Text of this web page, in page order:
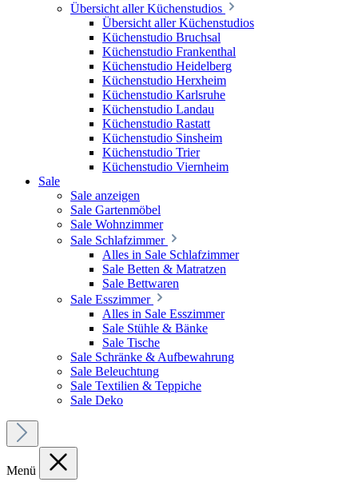
Übersicht aller Küchenstudios
Übersicht aller Küchenstudios
Küchenstudio Bruchsal
Küchenstudio Frankenthal
Küchenstudio Heidelberg
Küchenstudio Herxheim
Küchenstudio Karlsruhe
Küchenstudio Landau
Küchenstudio Rastatt
Küchenstudio Sinsheim
Küchenstudio Trier
Küchenstudio Viernheim
Sale
Sale anzeigen
Sale Gartenmöbel
Sale Wohnzimmer
Sale Schlafzimmer
Alles in Sale Schlafzimmer
Sale Betten & Matratzen
Sale Bettwaren
Sale Esszimmer
Alles in Sale Esszimmer
Sale Stühle & Bänke
Sale Tische
Sale Schränke & Aufbewahrung
Sale Beleuchtung
Sale Textilien & Teppiche
Sale Deko
Menü